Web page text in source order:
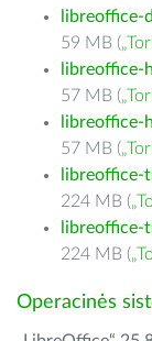
libreoffice-
59 MB (
libreoffice-
57 MB (
libreoffice-
57 MB (
libreoffice-
224 MB (
libreoffice-
224 MB (
Operacinės